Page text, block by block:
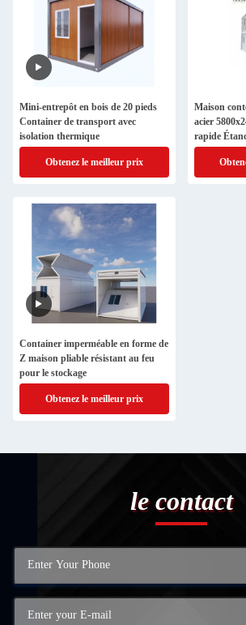
Mini-entrepôt en bois de 20 pieds
Container de transport avec
isolation thermique
Obtenez le meilleur prix
Maison
acier
rapide
Container imperméable en forme de
Z maison pliable résistant au feu
pour le stockage
Obtenez le meilleur prix
le contact